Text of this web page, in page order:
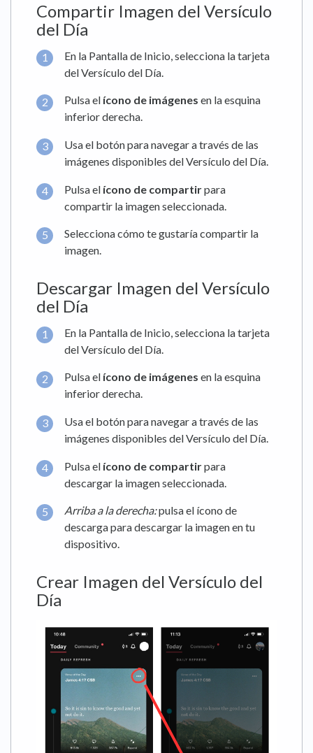
Compartir Imagen del Versículo
del Día
En la Pantalla de Inicio, selecciona la tarjeta
del Versículo del Día.
Pulsa el ícono de imágenes en la esquina
inferior derecha.
Usa el botón para navegar a través de las
imágenes disponibles del Versículo del Día.
Pulsa el ícono de compartirpara
compartir la imagen seleccionada.
Selecciona cómo te gustaría compartir la
imagen.
Descargar Imagen del Versículo
del Día
En la Pantalla de Inicio, selecciona la tarjeta
del Versículo del Día.
Pulsa el ícono de imágenes en la esquina
inferior derecha.
Usa el botón para navegar a través de las
imágenes disponibles del Versículo del Día.
Pulsa el ícono de compartirpara
descargar la imagen seleccionada.
Arriba a la derecha:pulsa el ícono de
descarga para descargar la imagen en tu
dispositivo.
Crear Imagen del Versículo del
Día